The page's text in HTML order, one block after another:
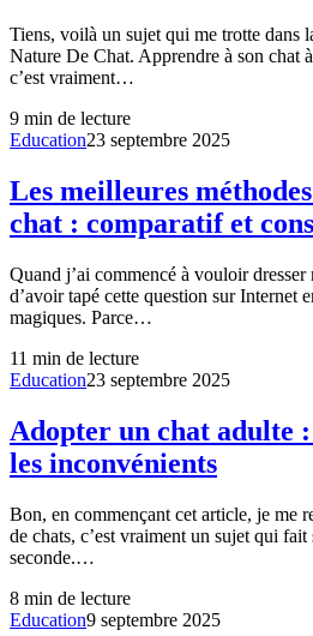
Tiens, voilà un sujet qui me trotte dans
Nature De Chat. Apprendre à son chat
c’est vraiment…
9 min de lecture
Education23 septembre 2025
Les meilleures
chat : comparatif et
Quand j’ai commencé à vouloir
d’avoir tapé cette question sur Internet
magiques. Parce…
11 min de lecture
Education23 septembre 2025
Adopter un chat adulte :
les inconvénients
Bon, en commençant cet article, je me
de chats, c’est vraiment un sujet qui
seconde.…
8 min de lecture
Education9 septembre 2025